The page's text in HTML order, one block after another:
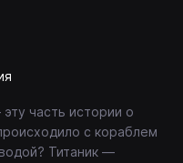
часть истории о
с кораблем
Титаник —